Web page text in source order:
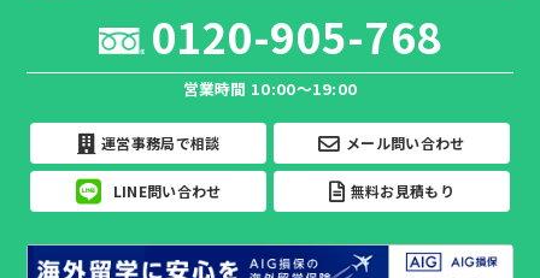
0120-905-768
営業時間 10:00～19:00
運営事務局で相談 メール問い合わせ
LINE問い合わせ 無料お見積もり